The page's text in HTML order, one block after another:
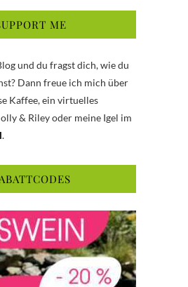
ME
und du fragst dich, wie du
Dann freue ich mich über
Kaffee, ein virtuelles
& Riley oder meine Igel im
.